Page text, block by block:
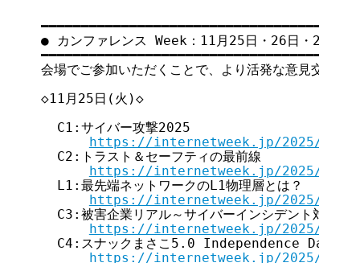
━━━━━━━━━━━━━━━━━━━━━━━━━━━━━━━━━━━
● カンファレンス Week：11月25日・26日・27日 ●
━━━━━━━━━━━━━━━━━━━━━━━━━━━━━━━━━━━
会場でご参加いただくことで、より活発な意見交換や
◇11月25日(火)◇
  C1:サイバー攻撃2025
https://internetweek.jp/2025/
  C2:トラスト＆セーフティの最前線
https://internetweek.jp/2025/
  L1:最先端ネットワークのL1物理層とは？
https://internetweek.jp/2025/
C3:被害企業リアル～サイバーインシデント対応の
https://internetweek.jp/2025/
C4:スナックまさこ5.0 Independence Day～プ
https://internetweek.jp/2025/